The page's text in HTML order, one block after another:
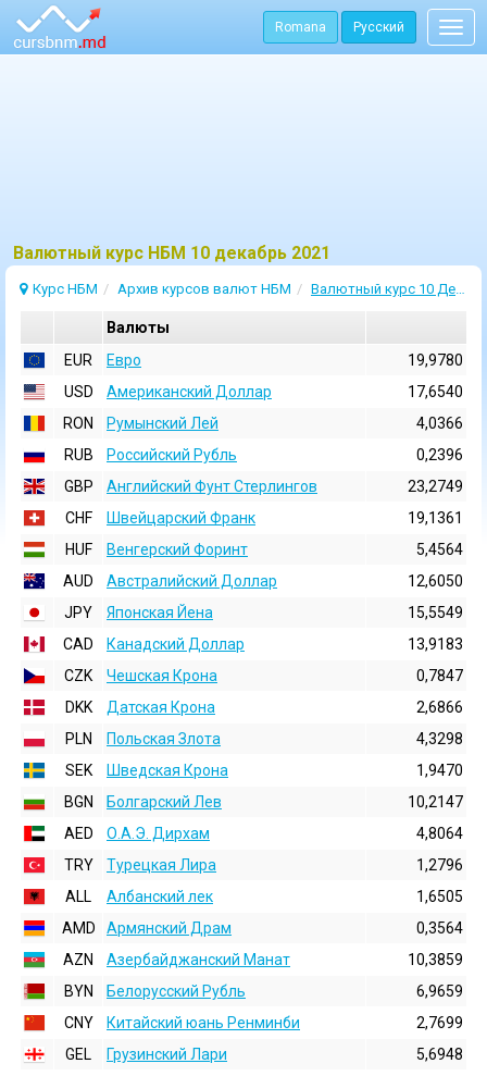
Romana Русский
Bалютный курс НБМ 10 декабрь 2021
Курс НБМ Архив курсов валют НБМ Валютный курс 10 Декабрь 2021
Валюты
EUR
Евро
19,9780
USD
Aмериканский Доллар
17,6540
RON
Румынский Лей
4,0366
RUB
Российский Рубль
0,2396
GBP
Английский Фунт Стерлингов
23,2749
CHF
Швейцарский Франк
19,1361
HUF
Венгерский Форинт
5,4564
AUD
Австралийский Доллар
12,6050
JPY
Японская Йена
15,5549
CAD
Канадский Доллар
13,9183
CZK
Чешская Крона
0,7847
DKK
Датская Крона
2,6866
PLN
Польская Злота
4,3298
SEK
Шведская Крона
1,9470
BGN
Болгарский Лев
10,2147
AED
О.А.Э. Дирхам
4,8064
TRY
Турецкая Лира
1,2796
ALL
Албанский лек
1,6505
AMD
Армянский Драм
0,3564
AZN
Азербайджанский Манат
10,3859
BYN
Белорусский Рубль
6,9659
CNY
Китайский юань Ренминби
2,7699
GEL
Грузинский Лари
5,6948